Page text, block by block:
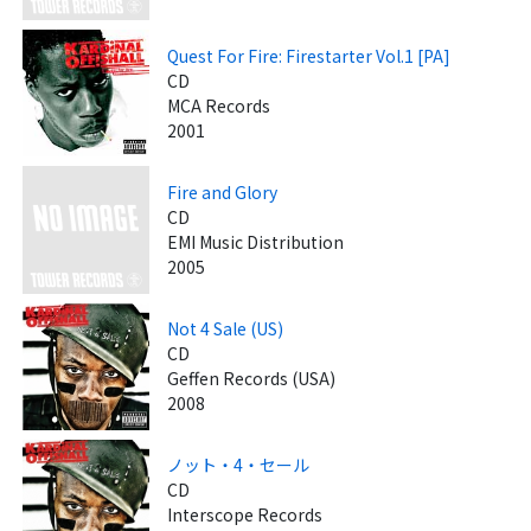
Quest For Fire: Firestarter Vol.1 [PA]
CD
MCA Records
2001
Fire and Glory
CD
EMI Music Distribution
2005
Not 4 Sale (US)
CD
Geffen Records (USA)
2008
ノット・4・セール
CD
Interscope Records